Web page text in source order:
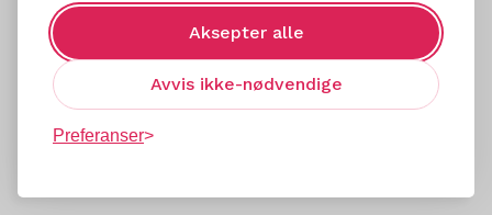
Aksepter alle
Avvis ikke-nødvendige
Preferanser